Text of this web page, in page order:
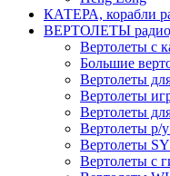
КАТЕРА, корабли
ВЕРТОЛЕТЫ
Вертолеты с
Большие
Вертолеты
Вертолеты
Вертолеты
Вертолеты р/
Вертолеты
Вертолеты с